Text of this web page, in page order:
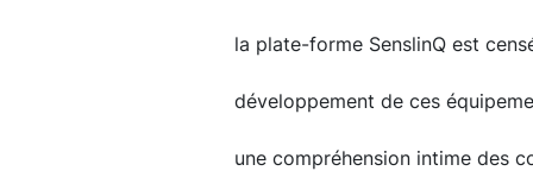
la plate-forme SenslinQ est
développement de ces
une compréhension intime des